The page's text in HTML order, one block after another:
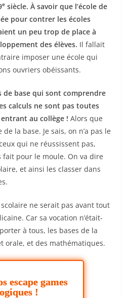
e siècle. À savoir que l’école de
pour contrer les écoles
un peu trop de place à
des élèves. Il fallait
imposer une école qui
ouvriers obéissants.
de base qui sont comprendre
calculs ne sont pas toutes
au collège ! Alors que
la base. Je sais, on n’a pas le
qui ne réussissent pas,
fait pour le moule. On va dire
et ainsi les classer dans
scolaire ne serait pas avant tout
Car sa vocation n’était-
à tous, les bases de la
orale, et des mathématiques.
escape games
!